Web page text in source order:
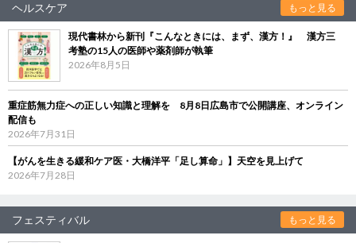
ヘルスケア もっと見る
現代書林から新刊『こんなときには、まず、漢方！』 漢方三
考塾の15人の医師や薬剤師が執筆
2026年8月5日
重症筋無力症への正しい知識と理解を 8月8日広島市で公開講座、オンライン
配信も
2026年7月31日
【がんを生きる緩和ケア医・大橋洋平「足し算命」】天空を見上げて
2026年7月28日
フェスティバル もっと見る